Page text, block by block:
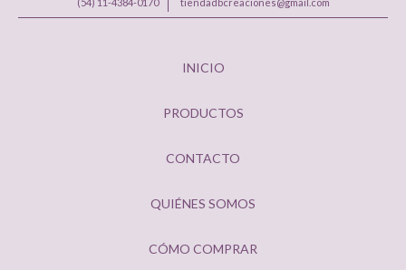
(54) 11-4384-0170 tiendadbcreaciones@gmail.com
INICIO
PRODUCTOS
CONTACTO
QUIÉNES SOMOS
CÓMO COMPRAR